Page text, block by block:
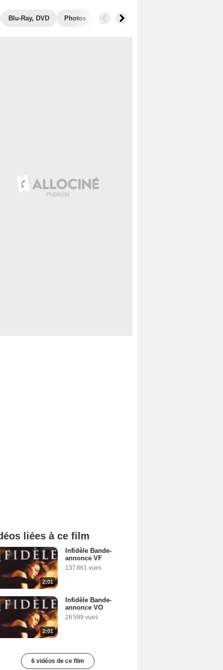
Blu-Ray, DVD Photos Musique
liées à ce film
2:01
Infidèle Bande-
annonce VF
137 861 vues
2:01
Infidèle Bande-
annonce VO
26 599 vues
6 vidéos de ce film